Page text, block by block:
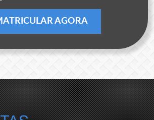
AGORA